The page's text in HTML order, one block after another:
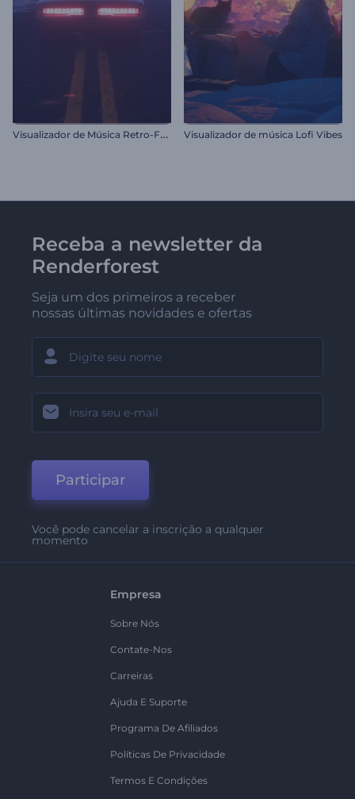
V
isualizador de Música Retro-Futurista Visualizador de música Lofi Vibes
Receba a newsletter da
Renderforest
Seja um dos primeiros a receber
nossas últimas novidades e ofertas
Participar
Você pode cancelar a inscrição a qualquer
momento
Empresa
Sobre Nós
Contate-Nos
Carreiras
Ajuda E Suporte
Programa De Afiliados
Políticas De Privacidade
Termos E Condições